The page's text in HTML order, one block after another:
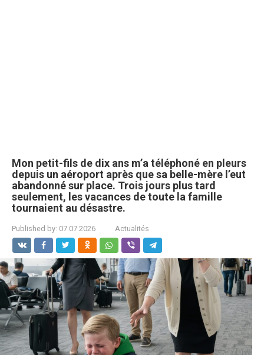
Mon petit-fils de dix ans m’a téléphoné en pleurs
depuis un aéroport après que sa belle-mère l’eut
abandonné sur place. Trois jours plus tard
seulement, les vacances de toute la famille
tournaient au désastre.
Published by: 07.07.2026 Actualités